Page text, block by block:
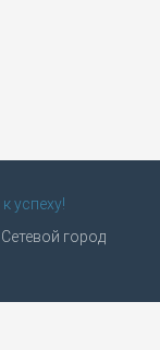
к успеху!
Сетевой город